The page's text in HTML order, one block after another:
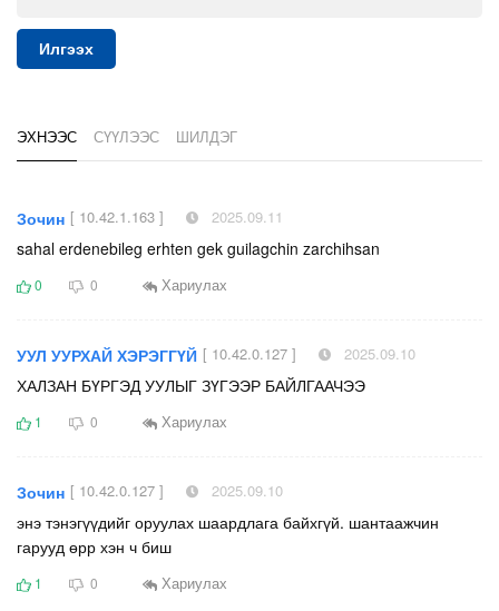
Илгээх
ЭХНЭЭС СҮҮЛЭЭС ШИЛДЭГ
Зочин [ 10.42.1.163 ] 2025.09.11
sahal erdenebileg erhten gek guilagchin zarchihsan
0 0 Хариулах
УУЛ УУРХАЙ ХЭРЭГГҮЙ [ 10.42.0.127 ] 2025.09.10
ХАЛЗАН БҮРГЭД УУЛЫГ ЗҮГЭЭР БАЙЛГААЧЭЭ
1 0 Хариулах
Зочин [ 10.42.0.127 ] 2025.09.10
энэ тэнэгүүдийг оруулах шаардлага байхгүй. шантаажчин
гарууд өрр хэн ч биш
1 0 Хариулах